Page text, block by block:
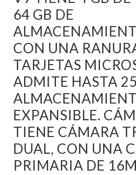
64 GB DE
CON UNA
TARJETAS
ADMITE HASTA
EXPANSIBLE.
TIENE CÁMARA
DUAL, CON UNA
PRIMARIA DE